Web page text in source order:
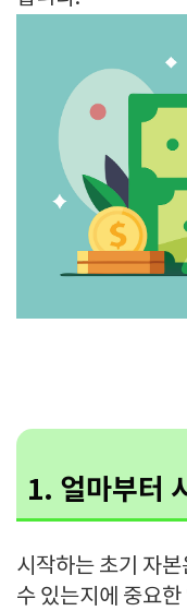
1. 얼마부터
시작하는 초기 자
수 있는지에 중요